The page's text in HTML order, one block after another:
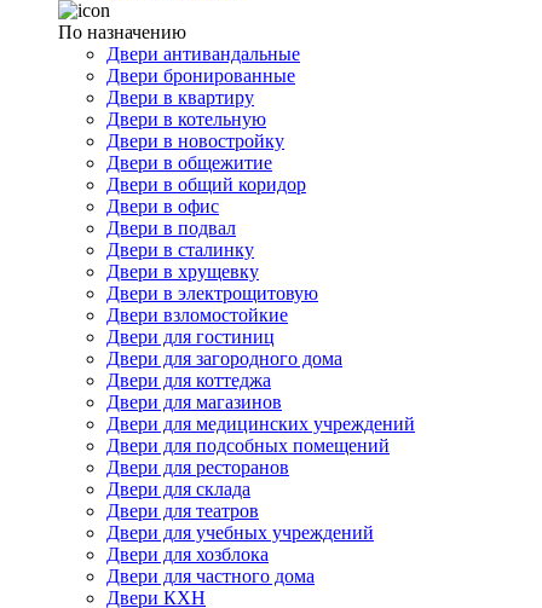
По назначению
Двери антивандальные
Двери бронированные
Двери в квартиру
Двери в котельную
Двери в новостройку
Двери в общежитие
Двери в общий коридор
Двери в офис
Двери в подвал
Двери в сталинку
Двери в хрущевку
Двери в электрощитовую
Двери взломостойкие
Двери для гостиниц
Двери для загородного дома
Двери для коттеджа
Двери для магазинов
Двери для медицинских учреждений
Двери для подсобных помещений
Двери для ресторанов
Двери для склада
Двери для театров
Двери для учебных учреждений
Двери для хозблока
Двери для частного дома
Двери КХН